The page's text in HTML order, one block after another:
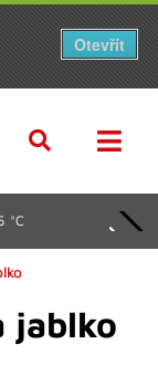
°C
jablko
Otevřít